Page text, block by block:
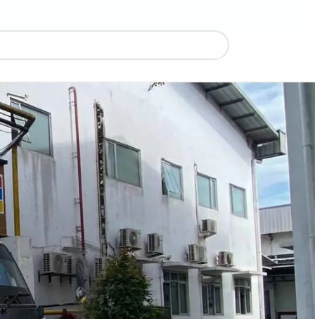
CATEGORIES
Layanan Kami
Tips & Edukasi
Wawasan Umum
RECENT POSTS